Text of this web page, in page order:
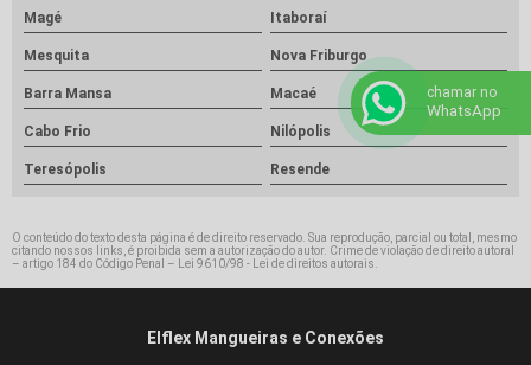
Magé Itaboraí
Mesquita Nova Friburgo
Barra Mansa Macaé
Cabo Frio Nilópolis
Teresópolis Resende
O conteúdo do texto desta página é de direito reservado. Sua reprodução, parcial ou total, mesmo
citando nossos links, é proibida sem a autorização do autor. Crime de violação de direito autoral
– artigo 184 do Código Penal – Lei 9610/98 - Lei de direitos autorais.
Elflex Mangueiras e Conexões
chamar no
WhatsApp